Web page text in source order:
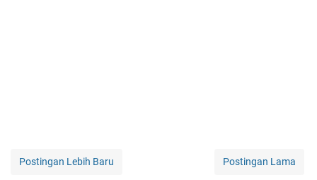
Postingan Lebih Baru Postingan Lama